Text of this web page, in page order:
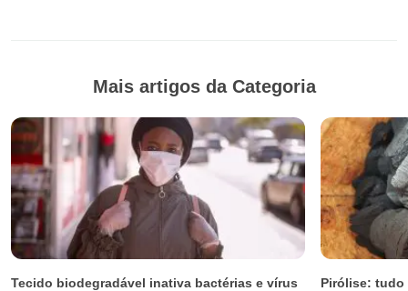
Mais artigos da Categoria
Tecido biodegradável inativa bactérias e vírus
Pirólise: tudo